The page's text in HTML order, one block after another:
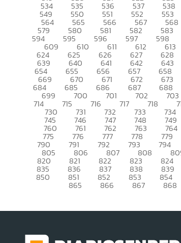
534 535 536 537 538
549 550 551 552 553
564 565 566 567 568
579 580 581 582 583
594 595 596 597 598
609 610 611 612 613
624 625 626 627 628
639 640 641 642 643
654 655 656 657 658
669 670 671 672 673
684 685 686 687 688
699 700 701 702 703
714 715 716 717 718
730 731 732 733 734
745 746 747 748 749
760 761 762 763 764
775 776 777 778 779
790 791 792 793 794
805 806 807 808
820 821 822 823 824
835 836 837 838 839
850 851 852 853 854
865 866 867 868